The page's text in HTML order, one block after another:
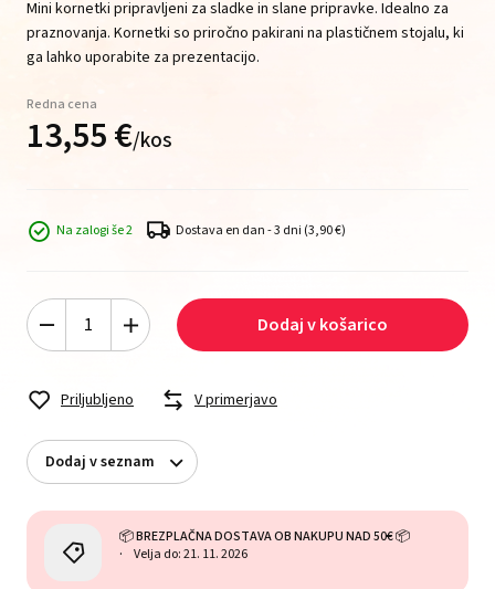
Mini kornetki pripravljeni za sladke in slane pripravke. Idealno za
praznovanja. Kornetki so priročno pakirani na plastičnem stojalu, ki
ga lahko uporabite za prezentacijo.
Redna cena
13,55€/kos
Na zalogi še 2 Dostava en dan - 3 dni (3,90 €)
Dodaj v košarico
Priljubljeno V primerjavo
Dodaj v seznam
📦 BREZPLAČNA DOSTAVA OB NAKUPU NAD 50€ 📦
Velja do: 21. 11. 2026